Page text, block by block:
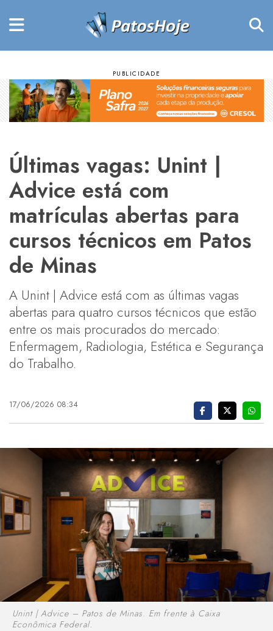
Últimas vagas: Unint |
Advice está com
matrículas abertas para
cursos técnicos em Patos
de Minas
A Unint | Advice está com as últimas vagas
abertas para quatro cursos técnicos que estão
entre os mais procurados do mercado:
Enfermagem, Radiologia, Estética e Segurança
do Trabalho.
17/06/2026 08:34
Unint | Advice – Patos de Minas. Em frente à Caixa
Econômica Federal.